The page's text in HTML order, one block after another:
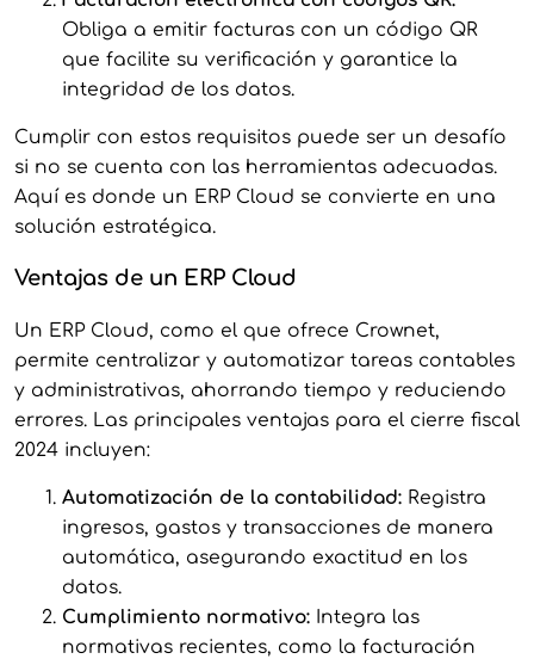
Obliga a emitir facturas con un código QR
que facilite su verificación y garantice la
integridad de los datos.
Cumplir con estos requisitos puede ser un desafío
si no se cuenta con las herramientas adecuadas.
Aquí es donde un ERP Cloud se convierte en una
solución estratégica.
Ventajas de un ERP Cloud
Un ERP Cloud, como el que ofrece Crownet,
permite centralizar y automatizar tareas contables
y administrativas, ahorrando tiempo y reduciendo
errores. Las principales ventajas para el cierre fiscal
2024 incluyen:
Automatización de la contabilidad:Registra
ingresos, gastos y transacciones de manera
automática, asegurando exactitud en los
datos.
Cumplimiento normativo:Integra las
normativas recientes, como la facturación